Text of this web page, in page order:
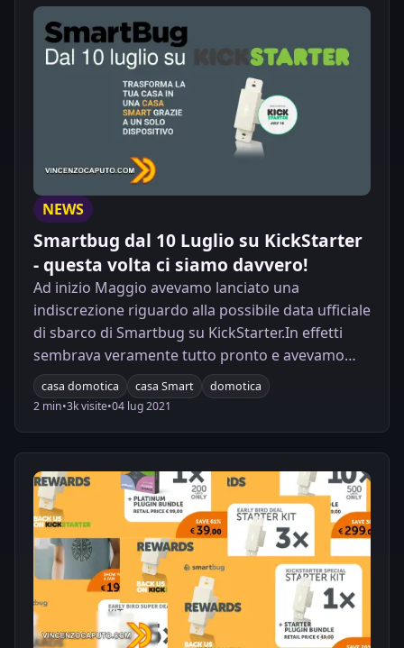
NEWS
Smartbug dal 10 Luglio su KickStarter
- questa volta ci siamo davvero!
Ad inizio Maggio avevamo lanciato una
indiscrezione riguardo alla possibile data ufficiale
di sbarco di Smartbug su KickStarter.In effetti
sembrava veramente tutto pronto e avevamo
anche una data: il 25 maggio come
probabilissima data della disponibilità dei primi
casa domotica casa Smart
domotica
2 min•3k visite•04 lug 2021